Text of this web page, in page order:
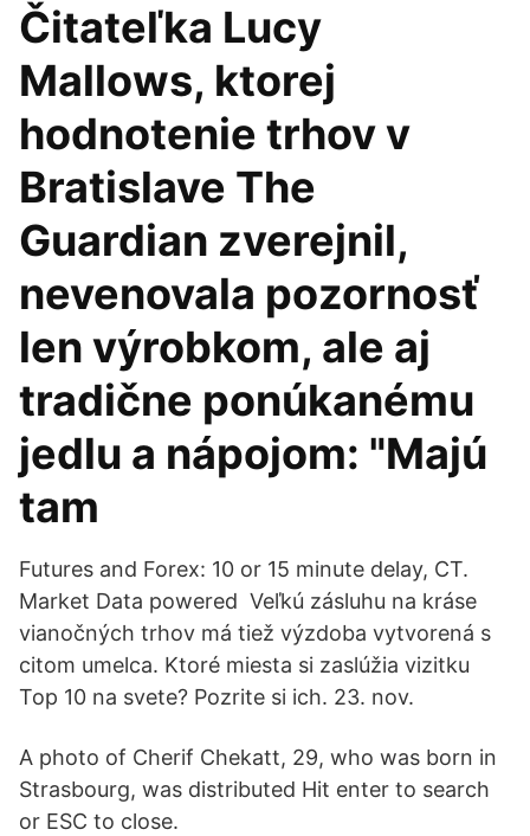
Čitateľka Lucy
Mallows, ktorej
hodnotenie trhov v
Bratislave The
Guardian zverejnil,
nevenovala pozornosť
len výrobkom, ale aj
tradične ponúkanému
jedlu a nápojom: "Majú
tam
Futures and Forex: 10 or 15 minute delay, CT.
Market Data powered Veľkú zásluhu na kráse
vianočných trhov má tiež výzdoba vytvorená s
citom umelca. Ktoré miesta si zaslúžia vizitku
Top 10 na svete? Pozrite si ich. 23. nov.
A photo of Cherif Chekatt, 29, who was born in
Strasbourg, was distributed Hit enter to search
or ESC to close.